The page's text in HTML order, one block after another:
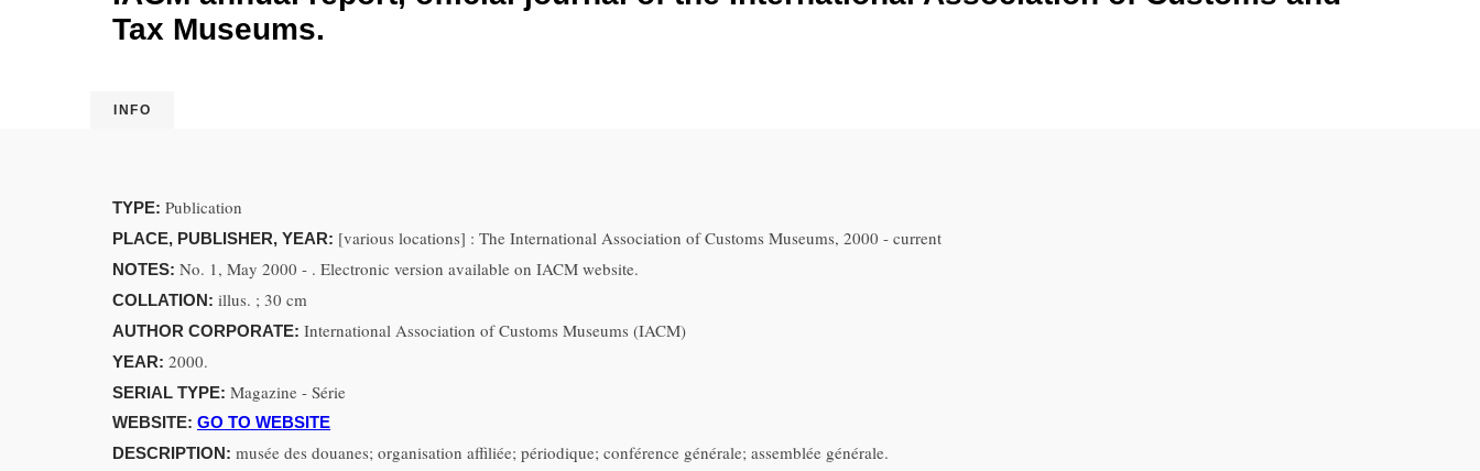
Tax Museums.
INFO
TYPE: Publication
PLACE, PUBLISHER, YEAR: [various locations] : The International Association of Customs Museums, 2000 - current
NOTES: No. 1, May 2000 - . Electronic version available on IACM website.
COLLATION: illus. ; 30 cm
AUTHOR CORPORATE: International Association of Customs Museums (IACM)
YEAR: 2000.
SERIAL TYPE: Magazine - Série
WEBSITE: GO TO WEBSITE
DESCRIPTION: musée des douanes; organisation affiliée; périodique; conférence générale; assemblée générale.